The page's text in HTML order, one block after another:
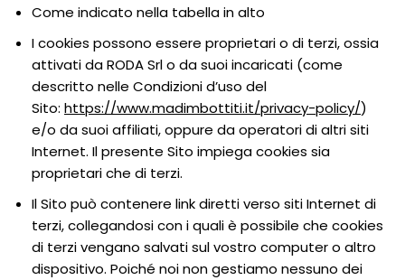
Come indicato nella tabella in alto
I cookies possono essere proprietari o di terzi, ossia
attivati da RODA Srl o da suoi incaricati (come
descritto nelle Condizioni d’uso del
Sito: https://www.madimbottiti.it/privacy-policy/)
e/o da suoi affiliati, oppure da operatori di altri siti
Internet. Il presente Sito impiega cookies sia
proprietari che di terzi.
Il Sito può contenere link diretti verso siti Internet di
terzi, collegandosi con i quali è possibile che cookies
di terzi vengano salvati sul vostro computer o altro
dispositivo. Poiché noi non gestiamo nessuno dei